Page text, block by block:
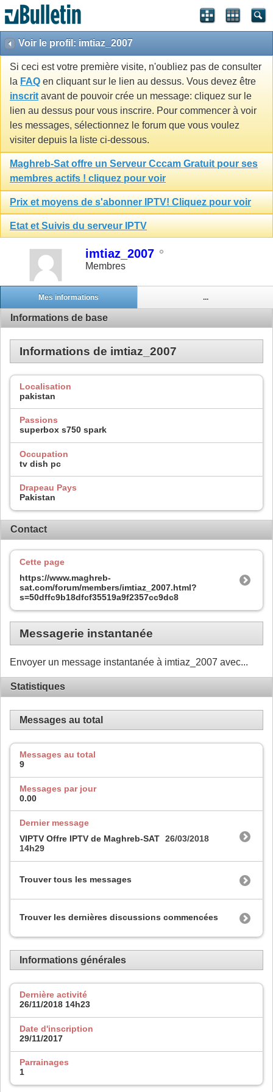
Voir le profil: imtiaz_2007
Si ceci est votre première visite, n'oubliez pas de consulter
la FAQ en cliquant sur le lien au dessus. Vous devez être
inscrit avant de pouvoir crée un message: cliquez sur le
lien au dessus pour vous inscrire. Pour commencer à voir
les messages, sélectionnez le forum que vous voulez
visiter depuis la liste ci-dessous.
Maghreb-Sat offre un Serveur Cccam Gratuit pour ses
membres actifs ! cliquez pour voir
Prix et moyens de s'abonner IPTV! Cliquez pour voir
Etat et Suivis du serveur IPTV
imtiaz_2007
Membres
Mes informations ...
Informations de base
Informations de imtiaz_2007
Localisation
pakistan
Passions
superbox s750 spark
Occupation
tv dish pc
Drapeau Pays
Pakistan
Contact
Cette page
https://www.maghreb-
sat.com/forum/members/imtiaz_2007.html?
s=50dffc9b18dfcf35519a9f2357cc9dc8
Messagerie instantanée
Envoyer un message instantanée à imtiaz_2007 avec...
Statistiques
Messages au total
Messages au total
9
Messages par jour
0.00
Dernier message
VIPTV Offre IPTV de Maghreb-SAT 26/03/2018
14h29
Trouver tous les messages
Trouver les dernières discussions commencées
Informations générales
Dernière activité
26/11/2018 14h23
Date d'inscription
29/11/2017
Parrainages
1